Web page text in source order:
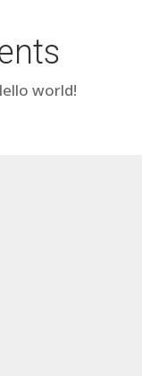
world!